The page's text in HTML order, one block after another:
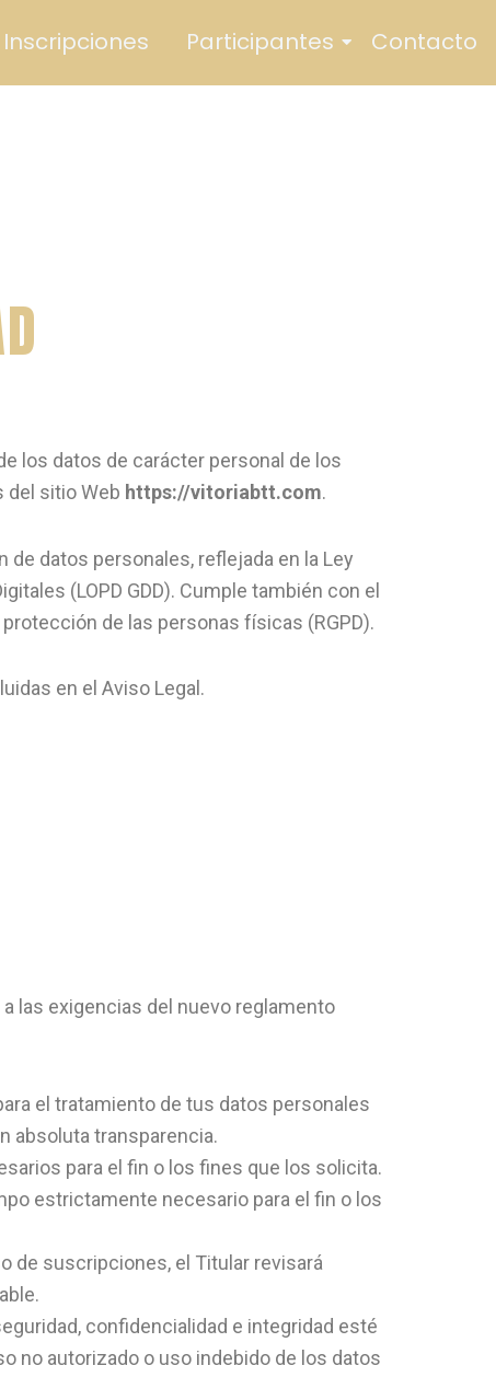
Inscripciones Participantes Contacto
los datos de carácter personal de los
del sitio Web https://vitoriabtt.com.
datos personales, reflejada en la Ley
(LOPD GDD). Cumple también con el
de las personas físicas (RGPD).
en el Aviso Legal.
las exigencias del nuevo reglamento
el tratamiento de tus datos personales
absoluta transparencia.
para el fin o los fines que los solicita.
estrictamente necesario para el fin o los
de suscripciones, el Titular revisará
confidencialidad e integridad esté
no autorizado o uso indebido de los datos